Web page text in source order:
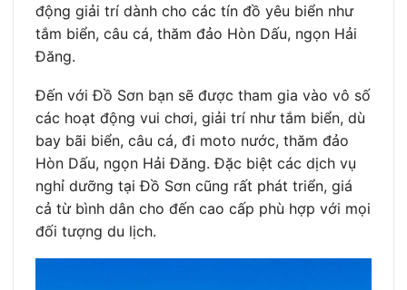
động giải trí dành cho các tín đồ yêu biển như
tắm biển, câu cá, thăm đảo Hòn Dấu, ngọn Hải
Đăng.
Đến với Đồ Sơn bạn sẽ được tham gia vào vô số
các hoạt động vui chơi, giải trí như tắm biển, dù
bay bãi biển, câu cá, đi moto nước, thăm đảo
Hòn Dấu, ngọn Hải Đăng. Đặc biệt các dịch vụ
nghỉ dưỡng tại Đồ Sơn cũng rất phát triển, giá
cả từ bình dân cho đến cao cấp phù hợp với mọi
đối tượng du lịch.